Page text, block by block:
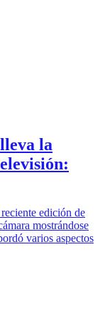
la
edición de
mostrándose
varios aspectos